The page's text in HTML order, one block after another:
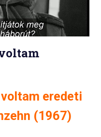
eredeti
(1967)